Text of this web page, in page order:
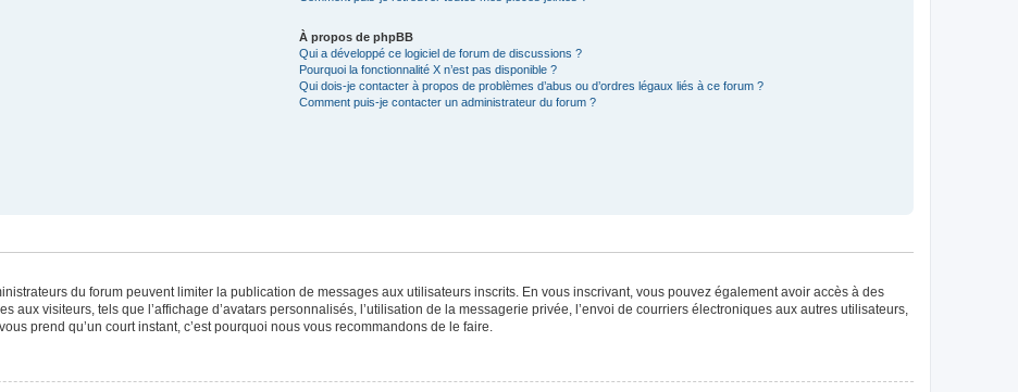
À propos de phpBB
Qui a développé ce logiciel de forum de discussions ?
Pourquoi la fonctionnalité X n’est pas disponible ?
Qui dois-je contacter à propos de problèmes d’abus ou d’ordres légaux liés à ce forum ?
Comment puis-je contacter un administrateur du forum ?
du forum peuvent limiter la publication de messages aux utilisateurs inscrits. En vous inscrivant, vous pouvez également avoir accès à des
visiteurs, tels que l’affichage d’avatars personnalisés, l’utilisation de la messagerie privée, l’envoi de courriers électroniques aux autres utilisateurs,
prend qu’un court instant, c’est pourquoi nous vous recommandons de le faire.